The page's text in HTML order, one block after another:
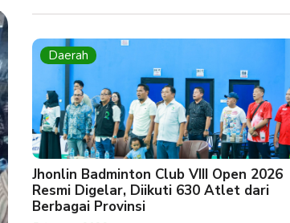
Daerah
Jhonlin Badminton Club VIII Open 2026
Resmi Digelar, Diikuti 630 Atlet dari
Berbagai Provinsi